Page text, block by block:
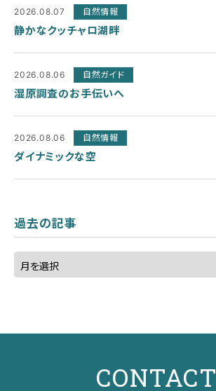
2026.08.07 自然情報
静かなクッチャロ湖畔
2026.08.06 自然ガイド
湿原調査のお手伝いへ
2026.08.06 自然情報
ダイナミックな空
過去の記事
CONTACT